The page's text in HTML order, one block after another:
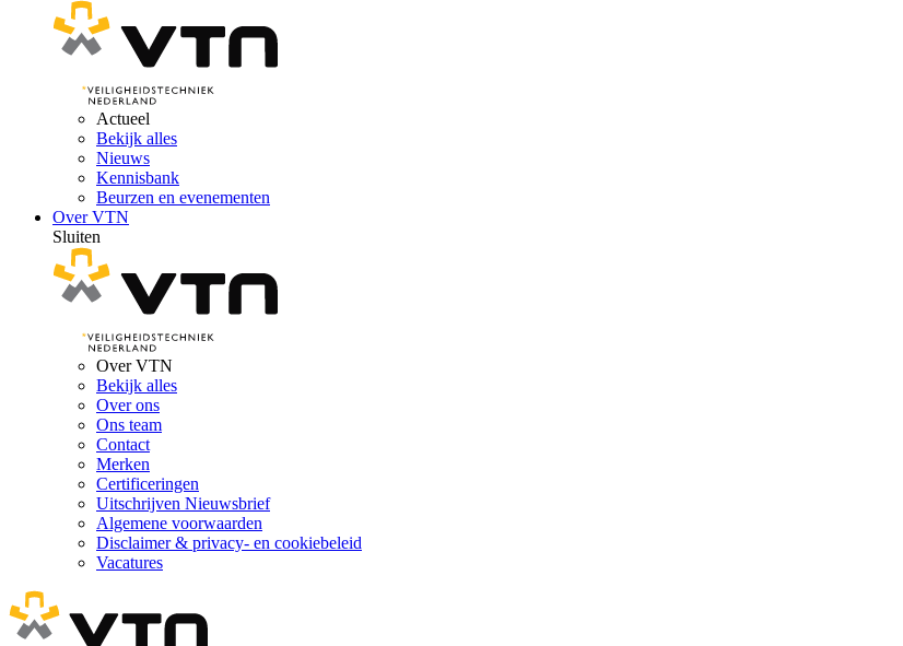
Actueel
Bekijk alles
Nieuws
Kennisbank
Beurzen en evenementen
Over VTN
Sluiten
Over VTN
Bekijk alles
Over ons
Ons team
Contact
Merken
Certificeringen
Uitschrijven Nieuwsbrief
Algemene voorwaarden
Disclaimer & privacy- en cookiebeleid
Vacatures